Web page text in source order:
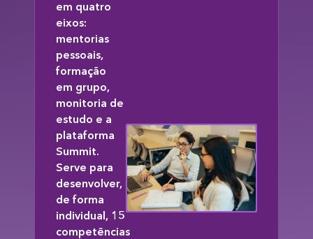
em quatro
eixos:
mentorias
pessoais,
formação
em grupo,
monitoria de
estudo e a
plataforma
Summit.
Serve para
desenvolver,
de forma
individual, 15
competências